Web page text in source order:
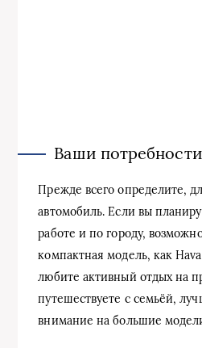
Ваши потребности
Прежде всего определите,
автомобиль. Если вы
работе и по городу,
компактная модель, как
любите активный отдых на
путешествуете с семьёй,
внимание на большие